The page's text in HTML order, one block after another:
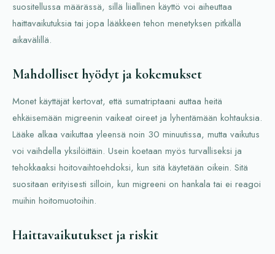
suositellussa määrässä, sillä liiallinen käyttö voi aiheuttaa
haittavaikutuksia tai jopa lääkkeen tehon menetyksen pitkällä
aikavälillä.
Mahdolliset hyödyt ja kokemukset
Monet käyttäjät kertovat, että sumatriptaani auttaa heitä
ehkäisemään migreenin vaikeat oireet ja lyhentämään kohtauksia.
Lääke alkaa vaikuttaa yleensä noin 30 minuutissa, mutta vaikutus
voi vaihdella yksilöittäin. Usein koetaan myös turvalliseksi ja
tehokkaaksi hoitovaihtoehdoksi, kun sitä käytetään oikein. Sitä
suositaan erityisesti silloin, kun migreeni on hankala tai ei reagoi
muihin hoitomuotoihin.
Haittavaikutukset ja riskit